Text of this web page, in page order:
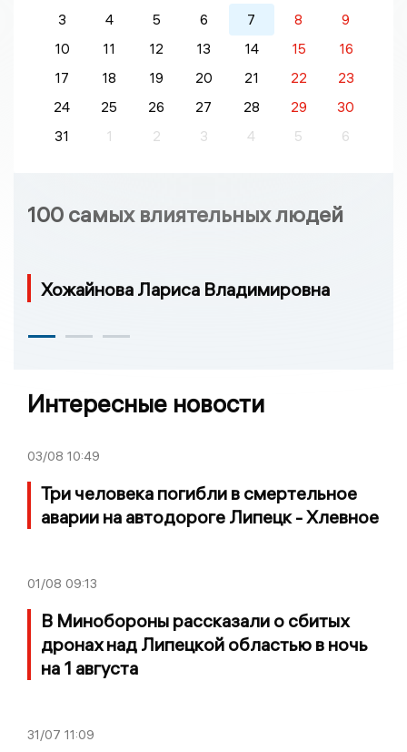
3
4 5 6 7 8
9
10
11 12 13 14 15
16
17
18 19 20 21 22
23
24
25 26 27 28 29
30
31
1 2 3 4 5 6
100 самых влиятельных людей
Хожайнова Лариса Владимировна
Интересные новости
03/08 10:49
Три человека погибли в смертельное
аварии на автодороге Липецк - Хлевное
01/08 09:13
В Минобороны рассказали о сбитых
дронах над Липецкой областью в ночь
на 1 августа
31/07 11:09